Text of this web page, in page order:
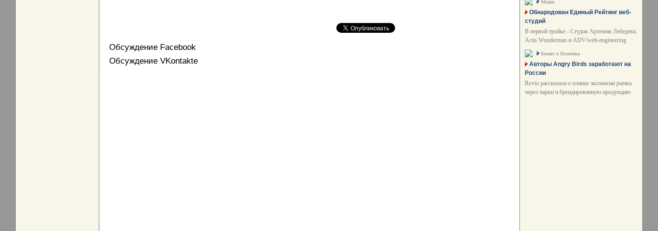
Обсуждение Facebook
Обсуждение VKontakte
Медиа
Обнародован Единый Рейтинг веб-
студий
В первой тройке - Студия Артемия Лебедева,
Actis Wunderman и ADV/web-engineering
Бизнес и Политика
Авторы Angry Birds заработают на
России
Rovio рассказала о планах экспансии рынка
через парки и брендированную продукцию